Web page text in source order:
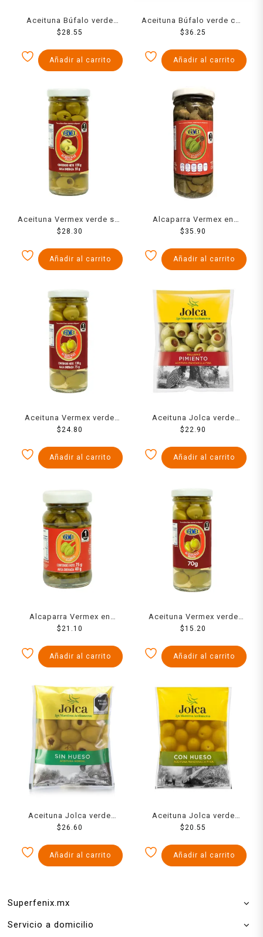
Aceituna Búfalo verde
deshuesada Doypack 175
$ 28.55
Añadir al carrito
Aceituna Búfalo verde con
hueso 150 g
$ 36.25
Añadir al carrito
Aceituna Vermex verde sin
hueso 120 g
$ 28.30
Añadir al carrito
Alcaparra Vermex en
vinagre 120 g
$ 35.90
Añadir al carrito
Aceituna Vermex verde
con hueso 120 g
$24.80
Añadir al carrito
Aceituna Jolca verde
manzanilla rellena de
$22.90
Añadir al carrito
Alcaparra Vermex en
vinagre 70 g
$21.10
Añadir al carrito
Aceituna Vermex verde
con hueso 70 g
$15.20
Añadir al carrito
Aceituna Jolca verde
gordal sevillana sin hueso
$26.60
Añadir al carrito
Aceituna Jolca verde
manzanilla fina con hueso
$20.55
Añadir al carrito
Superfenix.mx
Servicio a domicilio